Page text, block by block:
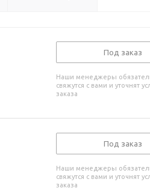
Под заказ
Наши менеджеры
свяжутся с вами и уточнят
заказа
Под заказ
Наши менеджеры
свяжутся с вами и уточнят
заказа